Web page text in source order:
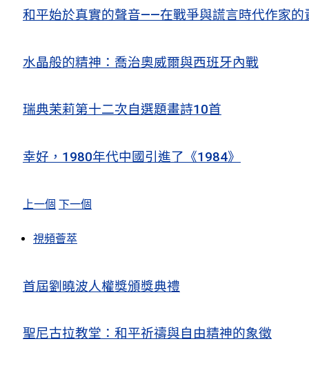
和平始於真實的聲音——在戰爭與謊言時代作家的
水晶般的精神：喬治奧威爾與西班牙內戰
瑞典茉莉第十二次自選題畫詩10首
幸好，1980年代中國引進了《1984》
上一個 下一個
視頻薈萃
首屆劉曉波人權獎頒獎典禮
聖尼古拉教堂：和平祈禱與自由精神的象徵